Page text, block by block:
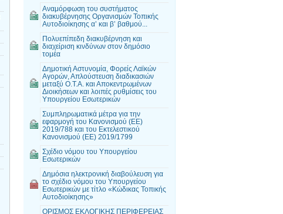
Αναμόρφωση του συστήματος
διακυβέρνησης Οργανισμών Τοπικής
Αυτοδιοίκησης α’ και β’ βαθμού...
Πολυεπίπεδη διακυβέρνηση και
διαχείριση κινδύνων στον δημόσιο
τομέα
Δημοτική Αστυνομία, Φορείς Λαϊκών
Αγορών, Απλούστευση διαδικασιών
μεταξύ Ο.Τ.Α. και Αποκεντρωμένων
Διοικήσεων και λοιπές ρυθμίσεις του
Υπουργείου Εσωτερικών
Συμπληρωματικά μέτρα για την
εφαρμογή του Κανονισμού (ΕΕ)
2019/788 και του Εκτελεστικού
Κανονισμού (ΕΕ) 2019/1799
Σχέδιο νόμου του Υπουργείου
Εσωτερικών
Δημόσια ηλεκτρονική διαβούλευση για
το σχέδιο νόμου του Υπουργείου
Εσωτερικών με τίτλο «Κώδικας Τοπικής
Αυτοδιοίκησης»
ΟΡΙΣΜΟΣ ΕΚΛΟΓΙΚΗΣ ΠΕΡΙΦΕΡΕΙΑΣ